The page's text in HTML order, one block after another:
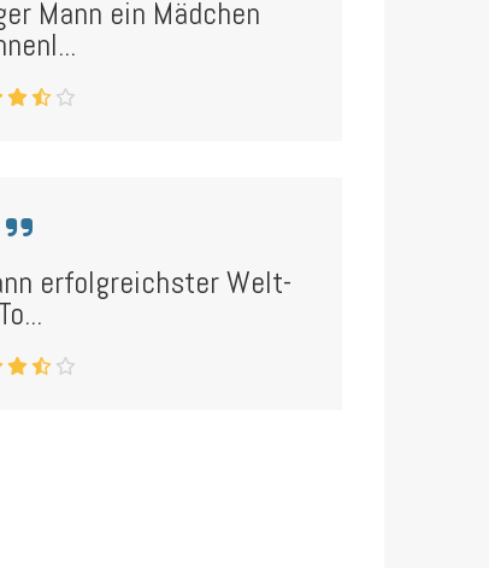
Mann ein Mädchen
erfolgreichster Welt-
To...